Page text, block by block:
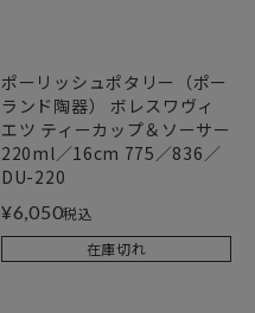
ポーリッシュポタリー（ポー
ランド陶器） ボレスワヴィ
エツ ティーカップ＆ソーサー
220ml／16cm 775／836／
DU-220
¥6,050税込
在庫切れ